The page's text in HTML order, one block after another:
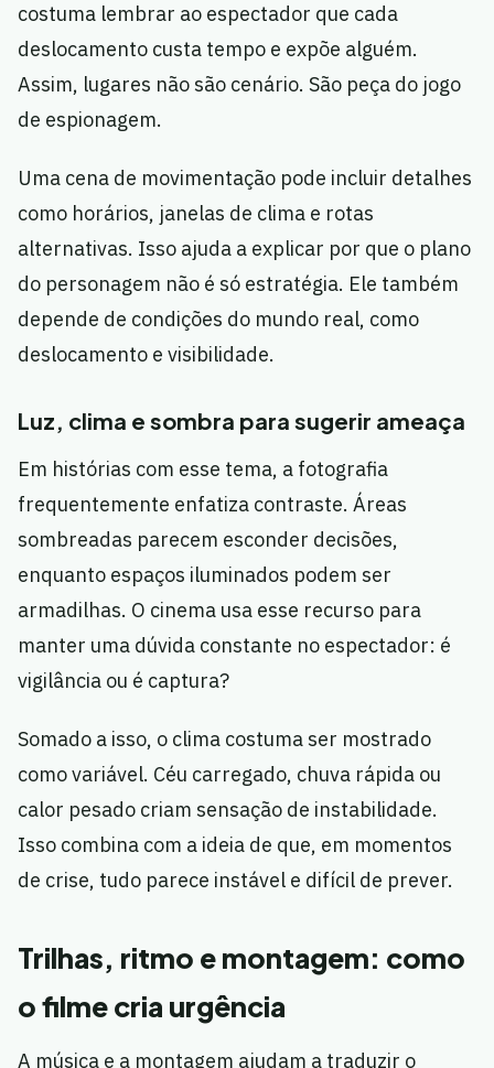
costuma lembrar ao espectador que cada
deslocamento custa tempo e expõe alguém.
Assim, lugares não são cenário. São peça do jogo
de espionagem.
Uma cena de movimentação pode incluir detalhes
como horários, janelas de clima e rotas
alternativas. Isso ajuda a explicar por que o plano
do personagem não é só estratégia. Ele também
depende de condições do mundo real, como
deslocamento e visibilidade.
Luz, clima e sombra para sugerir ameaça
Em histórias com esse tema, a fotografia
frequentemente enfatiza contraste. Áreas
sombreadas parecem esconder decisões,
enquanto espaços iluminados podem ser
armadilhas. O cinema usa esse recurso para
manter uma dúvida constante no espectador: é
vigilância ou é captura?
Somado a isso, o clima costuma ser mostrado
como variável. Céu carregado, chuva rápida ou
calor pesado criam sensação de instabilidade.
Isso combina com a ideia de que, em momentos
de crise, tudo parece instável e difícil de prever.
Trilhas, ritmo e montagem: como
o filme cria urgência
A música e a montagem ajudam a traduzir o